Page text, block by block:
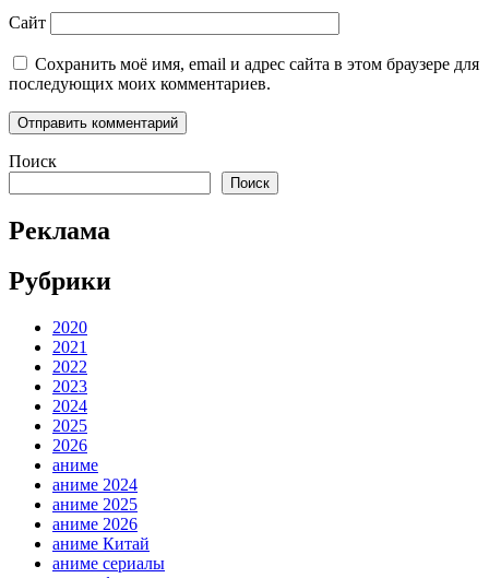
Сайт
Сохранить моё имя, email и адрес сайта в этом браузере для
последующих моих комментариев.
Поиск
Поиск
Реклама
Рубрики
2020
2021
2022
2023
2024
2025
2026
аниме
аниме 2024
аниме 2025
аниме 2026
аниме Китай
аниме сериалы